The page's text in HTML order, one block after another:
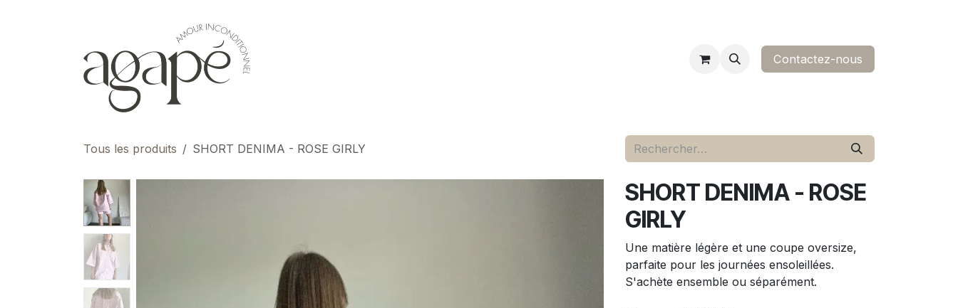
contact Contactez-nous​
Tous les produits SHORT DENIMA - ROSE GIRLY
SHORT DENIMA - ROSE
GIRLY
Une matière légère et une coupe oversize,
parfaite pour les journées ensoleillées.
S'achète ensemble ou séparément.